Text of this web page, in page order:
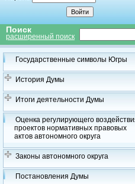
Поиск
расширенный поиск
Государственные символы Югры
История Думы
Итоги деятельности Думы
Оценка регулирующего
проектов нормативных правовых
актов автономного округа
Законы автономного округа
Постановления Думы